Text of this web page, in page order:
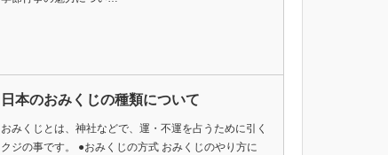
日本のおみくじの種類について
おみくじとは、神社などで、運・不運を占うために引く
クジの事です。 ●おみくじの方式 おみくじのやり方に